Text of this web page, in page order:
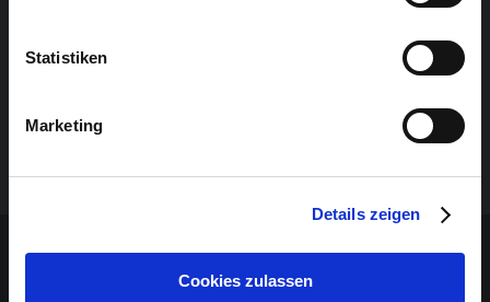
Statistiken
Marketing
Details zeigen
Cookies zulassen
Regie: Robert Germay